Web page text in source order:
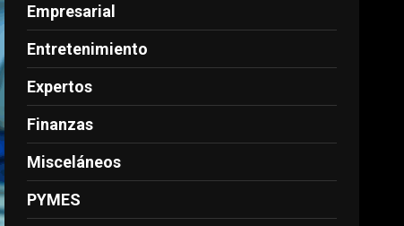
Empresarial
Entretenimiento
Expertos
Finanzas
Misceláneos
PYMES